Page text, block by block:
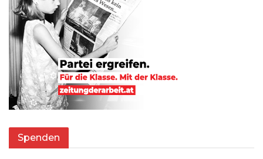
Spenden